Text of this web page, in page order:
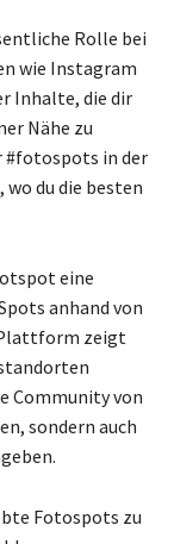
Rolle bei
wie Instagram
Inhalte, die dir
Nähe zu
#fotospots in der
du die besten
eine
anhand von
zeigt
Community von
sondern auch
Fotospots zu